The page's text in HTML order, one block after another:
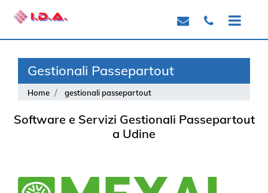
Open
Gestionali Passepartout
Home gestionali passepartout
Software e Servizi Gestionali Passepartout
a Udine